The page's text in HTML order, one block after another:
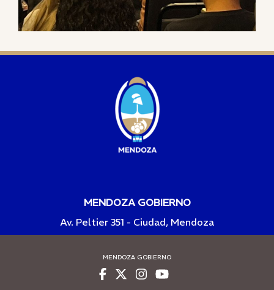
MENDOZA GOBIERNO
Av. Peltier 351 - Ciudad, Mendoza
MENDOZA GOBIERNO